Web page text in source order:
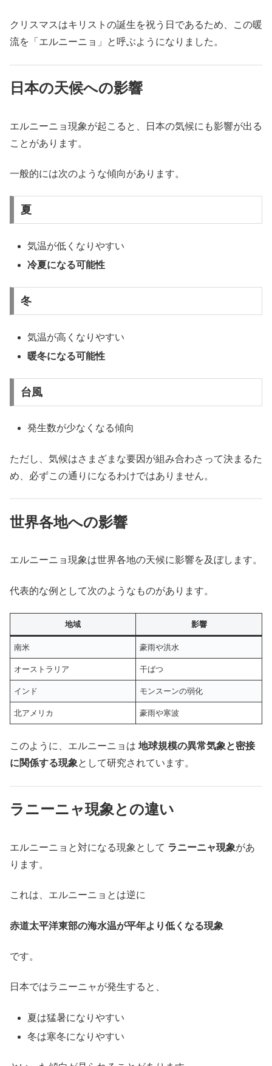
クリスマスはキリストの誕生を祝う日であるため、この暖
流を「エルニーニョ」と呼ぶようになりました。
日本の天候への影響
エルニーニョ現象が起こると、日本の気候にも影響が出る
ことがあります。
一般的には次のような傾向があります。
夏
気温が低くなりやすい
冷夏になる可能性
冬
気温が高くなりやすい
暖冬になる可能性
台風
発生数が少なくなる傾向
ただし、気候はさまざまな要因が組み合わさって決まるた
め、必ずこの通りになるわけではありません。
世界各地への影響
エルニーニョ現象は世界各地の天候に影響を及ぼします。
代表的な例として次のようなものがあります。
地域 影響
南米 豪雨や洪水
オーストラリア 干ばつ
インド モンスーンの弱化
北アメリカ 豪雨や寒波
このように、エルニーニョは 地球規模の異常気象と密接
に関係する現象として研究されています。
ラニーニャ現象との違い
エルニーニョと対になる現象として ラニーニャ現象があ
ります。
これは、エルニーニョとは逆に
赤道太平洋東部の海水温が平年より低くなる現象
です。
日本ではラニーニャが発生すると、
夏は猛暑になりやすい
冬は寒冬になりやすい